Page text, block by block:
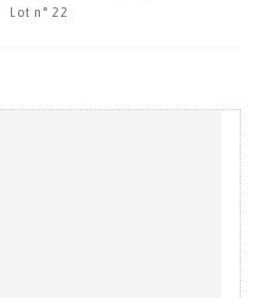
Lot n° 22